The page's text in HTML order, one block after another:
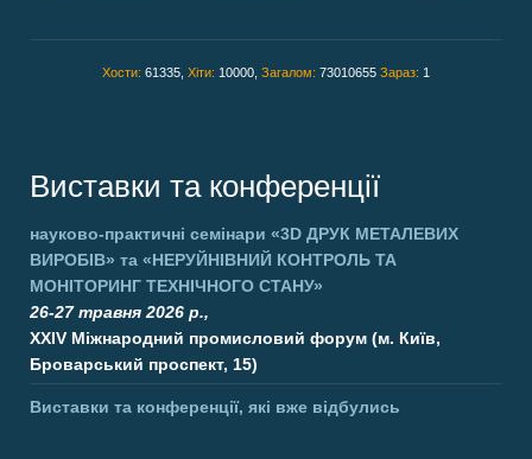
Хости: 61335, Хіти: 10000, Загалом: 73010655 Зараз: 1
Виставки та конференції
науково-практичні семінари «3D ДРУК МЕТАЛЕВИХ
ВИРОБІВ» та «НЕРУЙНІВНИЙ КОНТРОЛЬ ТА
МОНІТОРИНГ ТЕХНІЧНОГО СТАНУ»
26-27 травня 2026 р.,
XXIV Міжнародний промисловий форум (м. Київ,
Броварський проспект, 15)
Виставки та конференції, які вже відбулись